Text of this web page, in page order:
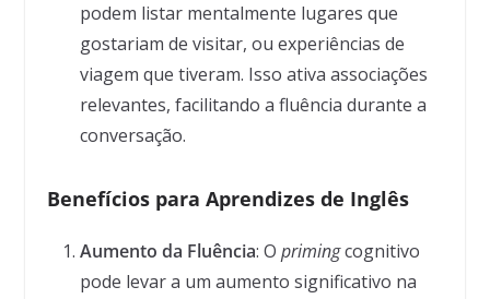
podem listar mentalmente lugares que
gostariam de visitar, ou experiências de
viagem que tiveram. Isso ativa associações
relevantes, facilitando a fluência durante a
conversação.
Benefícios para Aprendizes de Inglês
Aumento da Fluência: O primingcognitivo
pode levar a um aumento significativo na